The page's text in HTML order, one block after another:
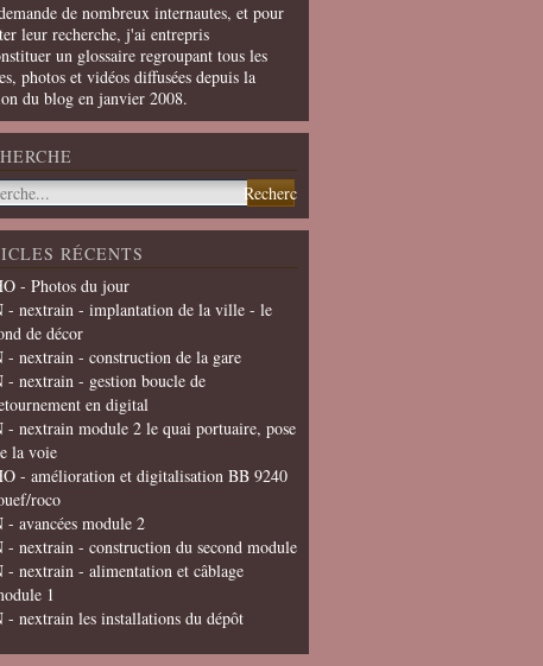
de nombreux internautes, et pour
leur recherche, j'ai entrepris
un glossaire regroupant tous les
photos et vidéos diffusées depuis la
du blog en janvier 2008.
RÉCENTS
- Photos du jour
- nextrain - implantation de la ville - le
de décor
- nextrain - construction de la gare
- nextrain - gestion boucle de
en digital
- nextrain module 2 le quai portuaire, pose
la voie
- amélioration et digitalisation BB 9240
roco
- avancées module 2
- nextrain - construction du second module
- nextrain - alimentation et câblage
1
- nextrain les installations du dépôt